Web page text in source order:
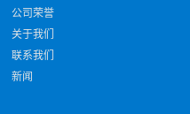
公司荣誉
关于我们
联系我们
新闻